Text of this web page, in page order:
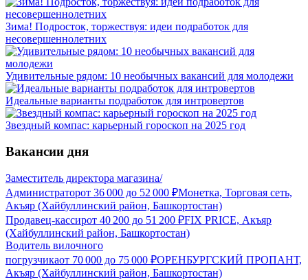
Зима! Подросток, торжествуя: идеи подработок для
несовершеннолетних
Удивительные рядом: 10 необычных вакансий для молодежи
Идеальные варианты подработок для интровертов
Звездный компас: карьерный гороскоп на 2025 год
Вакансии дня
Заместитель директора магазина/
Администраторот 36 000 до 52 000 ₽Монетка, Торговая сеть,
Акъяр (Хайбуллинский район, Башкортостан)
Продавец-кассирот 40 200 до 51 200 ₽FIX PRICE, Акъяр
(Хайбуллинский район, Башкортостан)
Водитель вилочного
погрузчикаот 70 000 до 75 000 ₽ОРЕНБУРГСКИЙ ПРОПАНТ,
Акъяр (Хайбуллинский район, Башкортостан)